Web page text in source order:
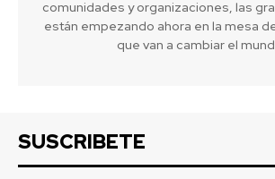
comunidades y organizaciones, las
están empezando ahora en la mesa
que van a cambiar el
SUSCRIBETE